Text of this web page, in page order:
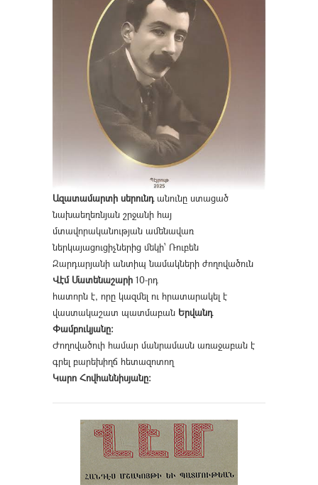
Ազատամարտի սերունդանունը ստացած
նախաեղեռնյան շրջանի հայ
մտավորականության ամենավառ
ներկայացուցիչներից մեկի՝ Ռուբեն
Զարդարյանի անտիպ նամակների ժողովածուն
Վէմ Մատենաշարի 10-րդ
հատորն է, որը կազմել ու հրատարակել է
վաստակաշատ պատմաբան Երվանդ
Փամբուկյանը։
Ժողովածուի համար մանրամասն առաջաբան է
գրել բարեխիղճ հետազոտող
Կարո Հովհաննիսյանը։